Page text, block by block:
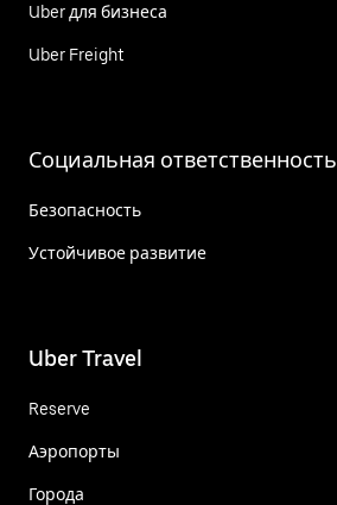
Uber для бизнеса
Uber Freight
Социальная ответственность
Безопасность
Устойчивое развитие
Uber Travel
Reserve
Аэропорты
Города